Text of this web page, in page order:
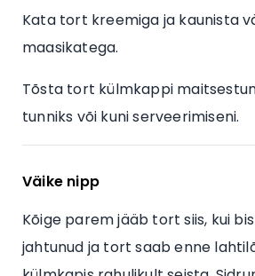
Kata tort kreemiga ja kaunista
maasikatega.
Tõsta tort külmkappi
tunniks või kuni serveerimiseni.
Väike nipp
Kõige parem jääb tort siis, kui
jahtunud ja tort saab enne